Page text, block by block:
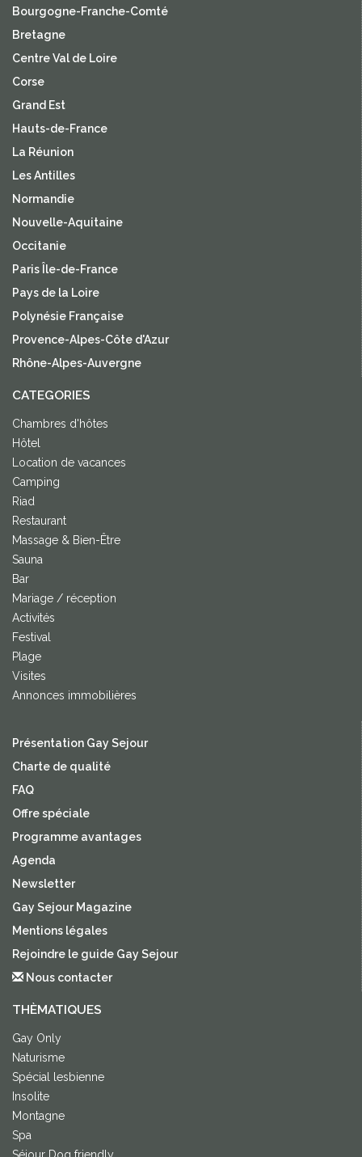
Bourgogne-Franche-Comté
Bretagne
Centre Val de Loire
Corse
Grand Est
Hauts-de-France
La Réunion
Les Antilles
Normandie
Nouvelle-Aquitaine
Occitanie
Paris Île-de-France
Pays de la Loire
Polynésie Française
Provence-Alpes-Côte d'Azur
Rhône-Alpes-Auvergne
CATEGORIES
Chambres d'hôtes
Hôtel
Location de vacances
Camping
Riad
Restaurant
Massage & Bien-Être
Sauna
Bar
Mariage / réception
Activités
Festival
Plage
Visites
Annonces immobilières
Présentation Gay Sejour
Charte de qualité
FAQ
Offre spéciale
Programme avantages
Agenda
Newsletter
Gay Sejour Magazine
Mentions légales
Rejoindre le guide Gay Sejour
Nous contacter
THÈMATIQUES
Gay Only
Naturisme
Spécial lesbienne
Insolite
Montagne
Spa
Séjour Dog friendly